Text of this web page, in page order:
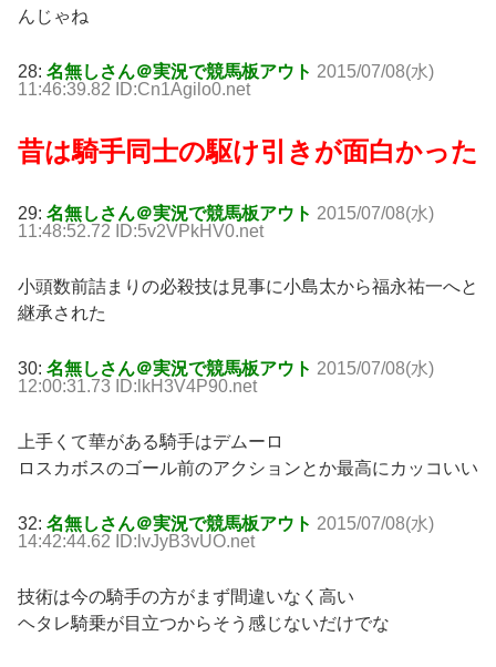
んじゃね
28: 名無しさん＠実況で競馬板アウト 2015/07/08(水)
11:46:39.82 ID:Cn1Agilo0.net
昔は騎手同士の駆け引きが面白かった
29: 名無しさん＠実況で競馬板アウト 2015/07/08(水)
11:48:52.72 ID:5v2VPkHV0.net
小頭数前詰まりの必殺技は見事に小島太から福永祐一へと
継承された
30: 名無しさん＠実況で競馬板アウト 2015/07/08(水)
12:00:31.73 ID:lkH3V4P90.net
上手くて華がある騎手はデムーロ
ロスカボスのゴール前のアクションとか最高にカッコいい
32: 名無しさん＠実況で競馬板アウト 2015/07/08(水)
14:42:44.62 ID:lvJyB3vUO.net
技術は今の騎手の方がまず間違いなく高い
ヘタレ騎乗が目立つからそう感じないだけでな